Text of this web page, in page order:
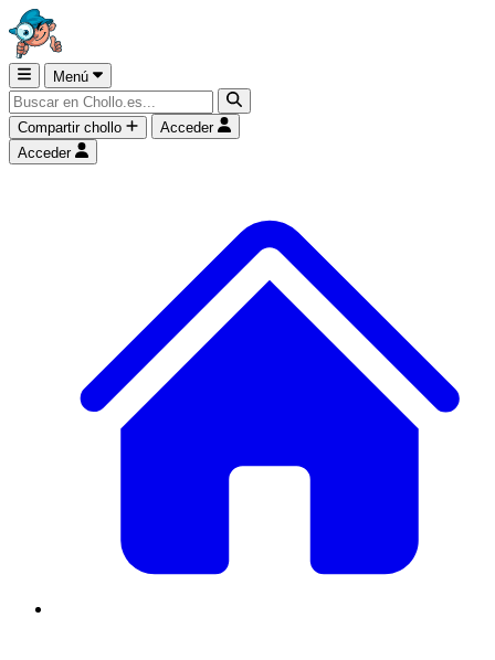
Menú
Compartir chollo
Acceder
Acceder